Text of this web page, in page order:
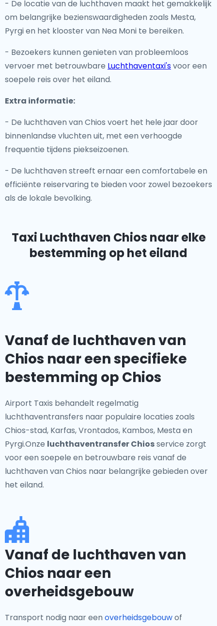
- De locatie van de luchthaven maakt het gemakkelijk
om belangrijke bezienswaardigheden zoals Mesta,
Pyrgi en het klooster van Nea Moni te bereiken.
- Bezoekers kunnen genieten van probleemloos
vervoer met betrouwbare Luchthaventaxi'svoor een
soepele reis over het eiland.
Extra informatie:
- De luchthaven van Chios voert het hele jaar door
binnenlandse vluchten uit, met een verhoogde
frequentie tijdens piekseizoenen.
- De luchthaven streeft ernaar een comfortabele en
efficiënte reiservaring te bieden voor zowel bezoekers
als de lokale bevolking.
Taxi Luchthaven Chios naar elke
bestemming op het eiland
Vanaf de luchthaven van
Chios naar een specifieke
bestemming op Chios
Airport Taxis behandelt regelmatig
luchthaventransfers naar populaire locaties zoals
Chios-stad, Karfas, Vrontados, Kambos, Mesta en
Pyrgi.Onze luchthaventransfer Chiosservice zorgt
voor een soepele en betrouwbare reis vanaf de
luchthaven van Chios naar belangrijke gebieden over
het eiland.
Vanaf de luchthaven van
Chios naar een
overheidsgebouw
Transport nodig naar een overheidsgebouwof